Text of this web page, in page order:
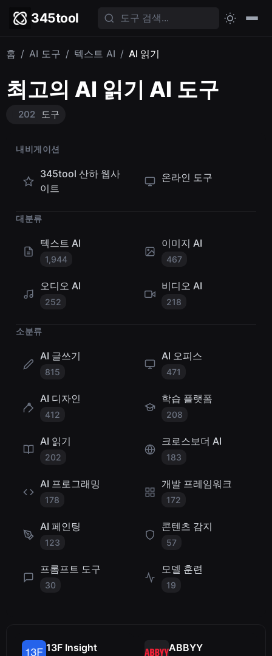
345tool
홈 / AI 도구 / 텍스트 AI / AI 읽기
최고의 AI 읽기 AI 도구
202 도구
내비게이션
345tool 산하 웹사
이트
온라인 도구
대분류
텍스트 AI
1,944
이미지 AI
467
오디오 AI
252
비디오 AI
218
소분류
AI 글쓰기
815
AI 오피스
471
AI 디자인
412
학습 플랫폼
208
AI 읽기
202
크로스보더 AI
183
AI 프로그래밍
178
개발 프레임워크
172
AI 페인팅
123
콘텐츠 감지
57
프롬프트 도구
30
모델 훈련
19
13F Insight ABBYY